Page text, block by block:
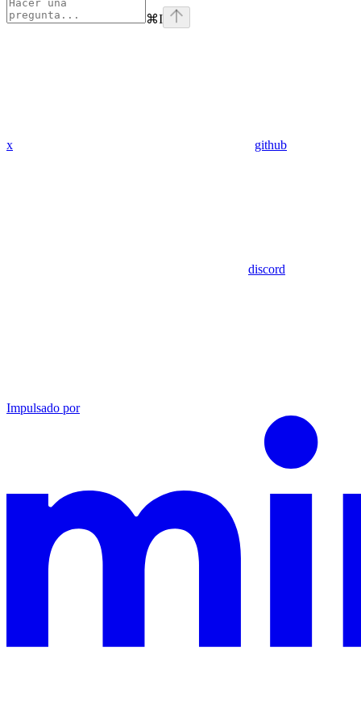
⌘I
x github
discord
Impulsado por